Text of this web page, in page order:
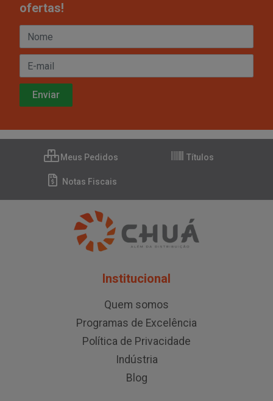
ofertas!
Meus Pedidos Títulos
Notas Fiscais
Institucional
Quem somos
Programas de Excelência
Política de Privacidade
Indústria
Blog